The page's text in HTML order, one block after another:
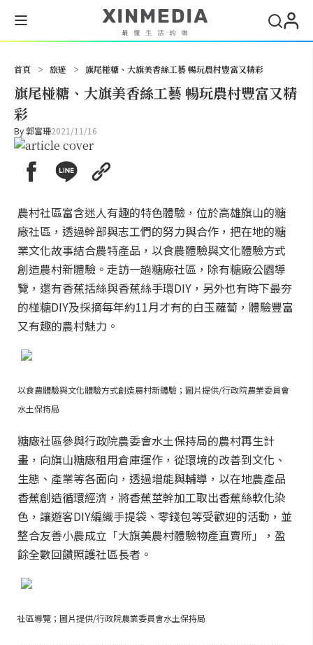
首頁 > 旅遊 > 旗尾椪糖、大旗美香絲工藝 暢玩農村豐富又精彩
旗尾椪糖、大旗美香絲工藝 暢玩農村豐富又精
彩
By郭富珊2021/11/16
農村社區富含迷人有趣的特色體驗，位於高雄旗山的糖
廠社區，透過幹部與志工們的努力與合作，把在地的糖
業文化故事結合農特產品，以食農體驗與文化體驗方式
創造農村新體驗。走訪一趟糖廠社區，除有糖廠公園導
覽，還有香蕉括絲與香蕉絲手環DIY，另外也有時下最夯
的椪糖DIY及採摘每年約11月才有的白玉蘿蔔，體驗豐富
又有趣的農村魅力。
以食農體驗與文化體驗方式創造農村新體驗；圖片提供/行政院農業委員會
水土保持局
糖廠社區參與行政院農委會水土保持局的農村再生計
畫，向旗山糖廠租用倉庫運作，從環境的改善到文化、
生態、產業等各面向，透過增能與輔導，以在地農產品
香蕉創造循環經濟，將香蕉莖幹加工取出香蕉絲軟化染
色，讓遊客DIY編織手提袋、零錢包等受歡迎的活動，並
整合友善小農成立「大旗美農村體驗物產直賣所」，盈
餘全數回饋照護社區長者。
社區導覽；圖片提供/行政院農業委員會水土保持局